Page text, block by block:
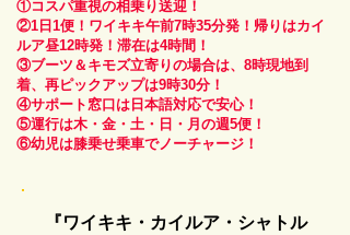
①コスパ重視の相乗り送迎！
②1日1便！ワイキキ午前7時35分発！帰りはカイ
ルア昼12時発！滞在は4時間！
③ブーツ＆キモズ立寄りの場合は、8時現地到
着、再ピックアップは9時30分！
④サポート窓口は日本語対応で安心！
⑤運行は木・金・土・日・月の週5便！
​⑥幼児は膝乗せ乗車でノーチャージ！
『ワイキキ・カイルア・シャトル